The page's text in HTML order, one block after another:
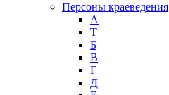
Персоны краеведения
А
T
Б
В
Г
Д